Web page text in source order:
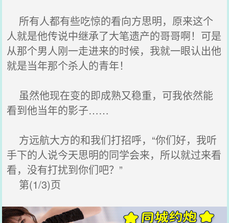
所有人都有些吃惊的看向方思明，原来这个
人就是他传说中继承了大笔遗产的哥哥啊！可是
从那个男人刚一走进来的时候，我就一眼认出他
就是当年那个杀人的青年！
虽然他现在变的即成熟又稳重，可我依然能
看到他当年的影子……
方远航大方的和我们打招呼，“你们好，我听
手下的人说今天思明的同学会来，所以就过来看
看，没有打扰到你们吧？”
第(1/3)页